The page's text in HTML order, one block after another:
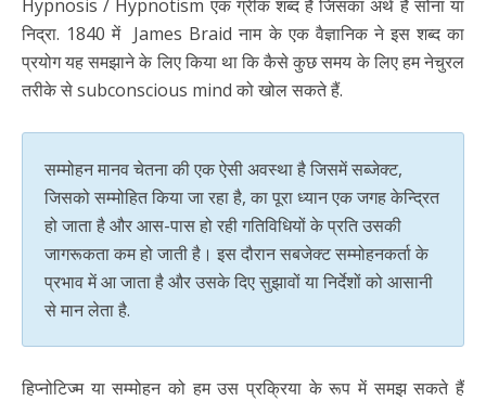
Hypnosis / Hypnotism एक ग्रीक शब्द है जिसका अर्थ है सोना या
निद्रा. 1840 में James Braid नाम के एक वैज्ञानिक ने इस शब्द का
प्रयोग यह समझाने के लिए किया था कि कैसे कुछ समय के लिए हम नेचुरल
तरीके से subconscious mind को खोल सकते हैं.
सम्मोहन मानव चेतना की एक ऐसी अवस्था है जिसमें सब्जेक्ट,
जिसको सम्मोहित किया जा रहा है, का पूरा ध्यान एक जगह केन्द्रित
हो जाता है और आस-पास हो रही गतिविधियों के प्रति उसकी
जागरूकता कम हो जाती है। इस दौरान सबजेक्ट सम्मोहनकर्ता के
प्रभाव में आ जाता है और उसके दिए सुझावों या निर्देशों को आसानी
से मान लेता है.
हिप्नोटिज्म या सम्मोहन को हम उस प्रक्रिया के रूप में समझ सकते हैं